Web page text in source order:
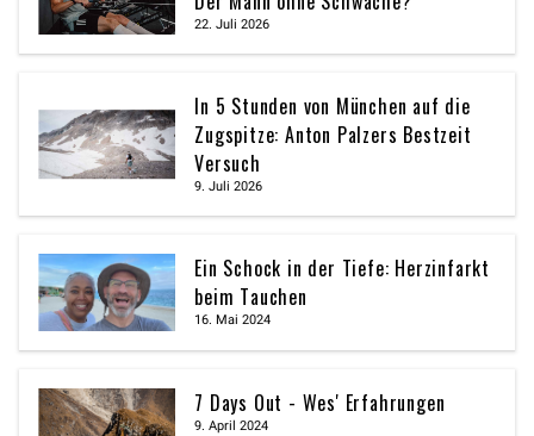
22. Juli 2026
In 5 Stunden von München auf die
Zugspitze: Anton Palzers Bestzeit
Versuch
9. Juli 2026
Ein Schock in der Tiefe: Herzinfarkt
beim Tauchen
16. Mai 2024
7 Days Out - Wes' Erfahrungen
9. April 2024